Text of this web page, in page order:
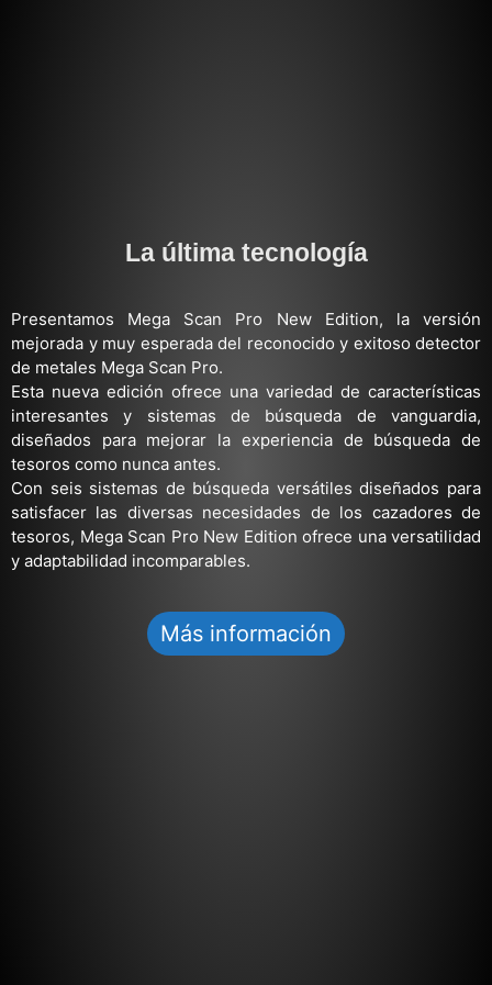
La última tecnología
Presentamos Mega Scan Pro New Edition, la versión
mejorada y muy esperada del reconocido y exitoso detector
de metales Mega Scan Pro.
Esta nueva edición ofrece una variedad de características
interesantes y sistemas de búsqueda de vanguardia,
diseñados para mejorar la experiencia de búsqueda de
tesoros como nunca antes.
Con seis sistemas de búsqueda versátiles diseñados para
satisfacer las diversas necesidades de los cazadores de
tesoros, Mega Scan Pro New Edition ofrece una versatilidad
y adaptabilidad incomparables.
Más información